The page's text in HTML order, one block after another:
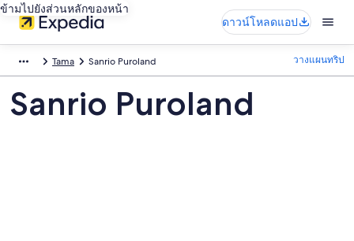
ข้ามไปยังส่วนหลักของหน้า
ดาวน์โหลดแอป
Tama Sanrio Puroland วางแผนทริป
Sanrio Puroland